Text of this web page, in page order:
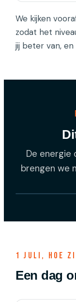
We kijken
zodat het
jij beter van,
De energie
brengen we
1 juli, hoe
Een dag